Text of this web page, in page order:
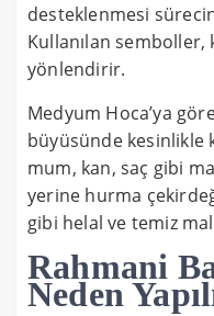
desteklenmesi
Kullanılan semboller,
yönlendirir.
Medyum Hoca’ya
büyüsünde kesinlikle
mum, kan, saç gibi
yerine hurma
gibi helal ve temiz
Rahmani
Neden